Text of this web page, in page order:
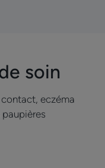
soin
eczéma